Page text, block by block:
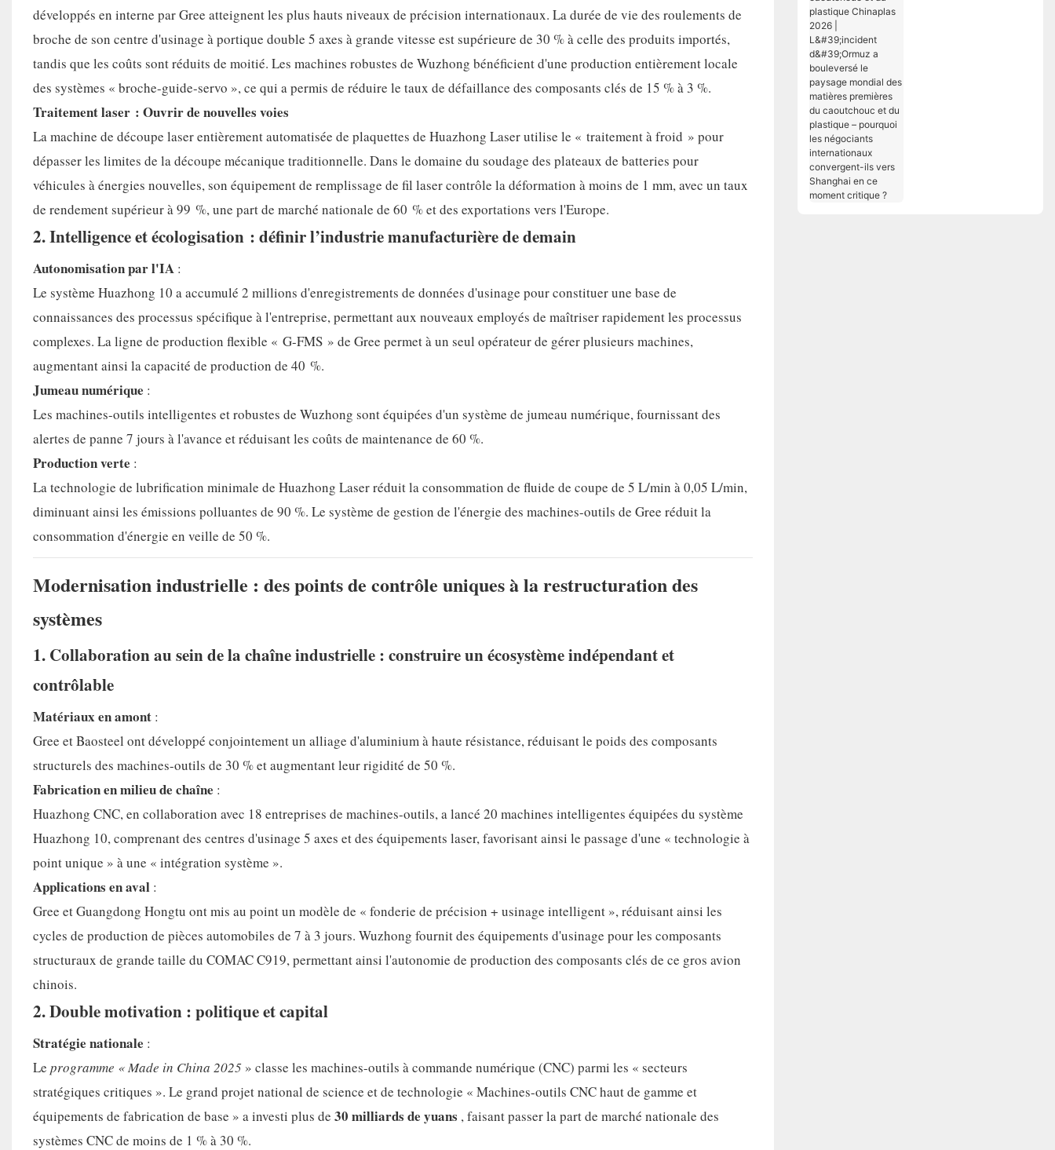
développés en interne par Gree atteignent les plus hauts niveaux de précision internationaux. La durée de vie des roulements de
broche de son centre d'usinage à portique double 5 axes à grande vitesse est supérieure de 30 % à celle des produits importés,
tandis que les coûts sont réduits de moitié. Les machines robustes de Wuzhong bénéficient d'une production entièrement locale
des systèmes « broche-guide-servo », ce qui a permis de réduire le taux de défaillance des composants clés de 15 % à 3 %.
Traitement laser : Ouvrir de nouvelles voies
La machine de découpe laser entièrement automatisée de plaquettes de Huazhong Laser utilise le « traitement à froid » pour
dépasser les limites de la découpe mécanique traditionnelle. Dans le domaine du soudage des plateaux de batteries pour
véhicules à énergies nouvelles, son équipement de remplissage de fil laser contrôle la déformation à moins de 1 mm, avec un taux
de rendement supérieur à 99 %, une part de marché nationale de 60 % et des exportations vers l'Europe.
2. Intelligence et écologisation : définir l’industrie manufacturière de demain
Autonomisation par l'IA:
Le système Huazhong 10 a accumulé 2 millions d'enregistrements de données d'usinage pour constituer une base de
connaissances des processus spécifique à l'entreprise, permettant aux nouveaux employés de maîtriser rapidement les processus
complexes. La ligne de production flexible « G-FMS » de Gree permet à un seul opérateur de gérer plusieurs machines,
augmentant ainsi la capacité de production de 40 %.
Jumeau numérique :
Les machines-outils intelligentes et robustes de Wuzhong sont équipées d'un système de jumeau numérique, fournissant des
alertes de panne 7 jours à l'avance et réduisant les coûts de maintenance de 60 %.
Production verte :
La technologie de lubrification minimale de Huazhong Laser réduit la consommation de fluide de coupe de 5 L/min à 0,05 L/min,
diminuant ainsi les émissions polluantes de 90 %. Le système de gestion de l'énergie des machines-outils de Gree réduit la
consommation d'énergie en veille de 50 %.
Modernisation industrielle : des points de contrôle uniques à la restructuration des
systèmes
1. Collaboration au sein de la chaîne industrielle : construire un écosystème indépendant et
contrôlable
Matériaux en amont:
Gree et Baosteel ont développé conjointement un alliage d'aluminium à haute résistance, réduisant le poids des composants
structurels des machines-outils de 30 % et augmentant leur rigidité de 50 %.
Fabrication en milieu de chaîne :
Huazhong CNC, en collaboration avec 18 entreprises de machines-outils, a lancé 20 machines intelligentes équipées du système
Huazhong 10, comprenant des centres d'usinage 5 axes et des équipements laser, favorisant ainsi le passage d'une « technologie à
point unique » à une « intégration système ».
Applications en aval:
Gree et Guangdong Hongtu ont mis au point un modèle de « fonderie de précision + usinage intelligent », réduisant ainsi les
cycles de production de pièces automobiles de 7 à 3 jours. Wuzhong fournit des équipements d'usinage pour les composants
structuraux de grande taille du COMAC C919, permettant ainsi l'autonomie de production des composants clés de ce gros avion
chinois.
2. Double motivation : politique et capital
Stratégie nationale :
Le programme « Made in China 2025» classe les machines-outils à commande numérique (CNC) parmi les « secteurs
stratégiques critiques ». Le grand projet national de science et de technologie « Machines-outils CNC haut de gamme et
équipements de fabrication de base » a investi plus de 30 milliards de yuans , faisant passer la part de marché nationale des
systèmes CNC de moins de 1 % à 30 %.